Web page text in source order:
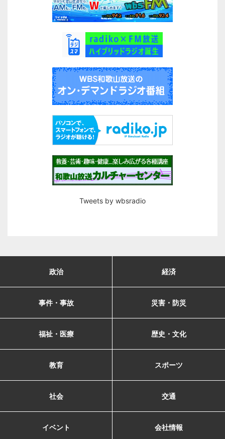
Tweets by wbsradio
政治 経済
事件・事故 災害・防災
福祉・医療 歴史・文化
教育 スポーツ
社会 交通
イベント 会社情報